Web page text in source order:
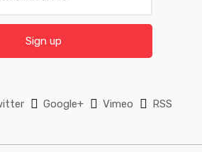
Sign up
Google+ Vimeo RSS